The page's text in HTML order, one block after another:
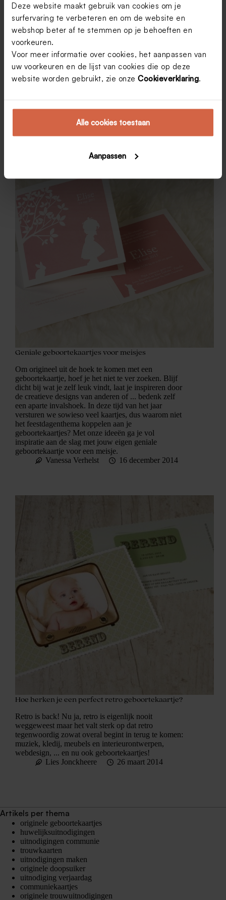
Deze website maakt gebruik van cookies om je
surfervaring te verbeteren en om de website en
webshop beter af te stemmen op je behoeften en
voorkeuren.
Voor meer informatie over cookies, het aanpassen van
uw voorkeuren en de lijst van cookies die op deze
website worden gebruikt, zie onze Cookieverklaring.
Alle cookies toestaan
Aanpassen
Geboortekaartje kiezen? Over smaak valt niet te
twisten …
Als het over geuren, kleuren en smaken gaat, heeft
iedereen een mening – echt iédereen! Ben je er net
een beetje uit welk geboortekaartje je gaat kiezen en
Geniale geboortekaartjes voor meisjes
Om origineel uit de hoek te komen met een
geboortekaartje, hoef je het niet te ver zoeken. Blijf
dicht bij wat je zelf leuk vindt, laat je inspireren door
de creatieve designs van anderen of ... bedenk zelf
een aparte invalshoek. In deze tijd van het jaar
versturen we sowieso veel kaartjes, dus waarom niet
het feestdagenthema koppelen aan je
geboortekaartjes? Met onze ideeën ga je vol
inspiratie aan de slag met jouw eigen geniale
geboortekaartje voor een meisje.
Vanessa Verhelst
16 december 2014
Hoe herken je een perfect retro geboortekaartje?
Retro is back! Nu ja, retro is eigenlijk nooit
weggeweest maar het valt sterk op dat retro
tegenwoordig zowat overal begint in terug te komen:
muziek, kledij, meubels en interieurontwerpen,
webdesign, ... en nu ook geboortekaartjes!
Lies Jonckheere
26 maart 2014
Artikels per thema
originele geboortekaartjes
huwelijksuitnodigingen
uitnodigingen communie
trouwkaarten
uitnodigingen maken
originele doopsuiker
uitnodiging verjaardag
communiekaartjes
originele trouwuitnodigingen